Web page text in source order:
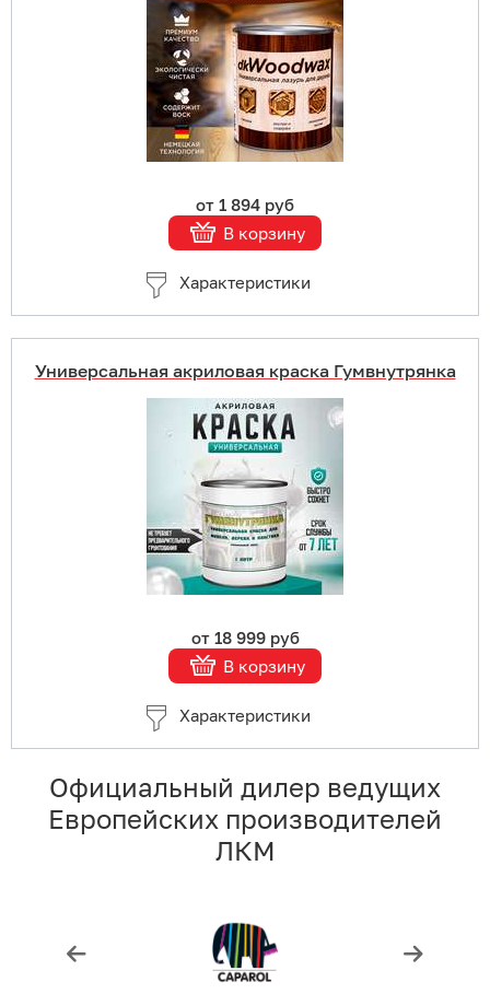
от 1 894 руб
В корзину
Характеристики
В корзину
Подробнее
Универсальная акриловая краска Гумвнутрянка
от 18 999 руб
В корзину
Характеристики
Купить в 1 клик
В корзину
Подробнее
Официальный дилер ведущих
Европейских производителей
ЛКМ